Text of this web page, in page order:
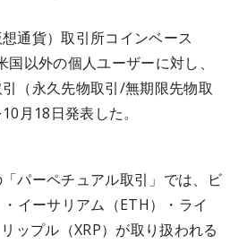
通貨）取引所コインベース
国以外の個人ユーザーに対し、
引（永久先物取引/無期限先物取
月18日発表した。
パーペチュアル取引」では、ビ
イーサリアム（ETH）・ライ
ップル（XRP）が取り扱われる